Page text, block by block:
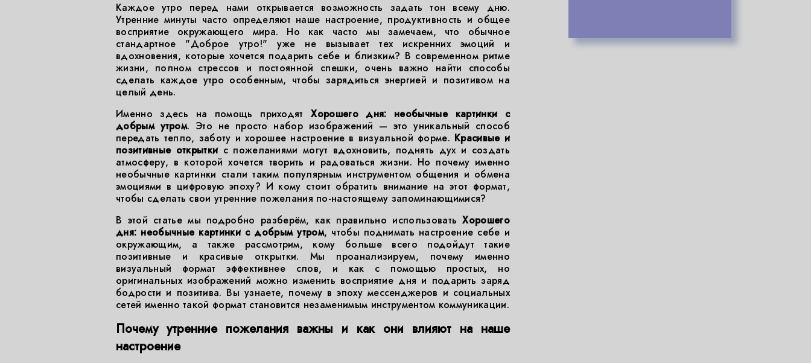
Каждое утро перед нами открывается возможность задать тон всему дню.
Утренние минуты часто определяют наше настроение, продуктивность и общее
восприятие окружающего мира. Но как часто мы замечаем, что обычное
стандартное "Доброе утро!" уже не вызывает тех искренних эмоций и
вдохновения, которые хочется подарить себе и близким? В современном ритме
жизни, полном стрессов и постоянной спешки, очень важно найти способы
сделать каждое утро особенным, чтобы зарядиться энергией и позитивом на
целый день.
Именно здесь на помощь приходятХорошего дня: необычные картинки с
добрым утром. Это не просто набор изображений — это уникальный способ
передать тепло, заботу и хорошее настроение в визуальной форме. Красивые и
позитивные открытки с пожеланиями могут вдохновить, поднять дух и создать
атмосферу, в которой хочется творить и радоваться жизни. Но почему именно
необычные картинки стали таким популярным инструментом общения и обмена
эмоциями в цифровую эпоху? И кому стоит обратить внимание на этот формат,
чтобы сделать свои утренние пожелания по-настоящему запоминающимися?
В этой статье мы подробно разберём, как правильно использоватьХорошего
дня: необычные картинки с добрым утром, чтобы поднимать настроение себе и
окружающим, а также рассмотрим, кому больше всего подойдут такие
позитивные и красивые открытки. Мы проанализируем, почему именно
визуальный формат эффективнее слов, и как с помощью простых, но
оригинальных изображений можно изменить восприятие дня и подарить заряд
бодрости и позитива. Вы узнаете, почему в эпоху мессенджеров и социальных
сетей именно такой формат становится незаменимым инструментом коммуникации.
Почему утренние пожелания важны и как они влияют на наше
настроение